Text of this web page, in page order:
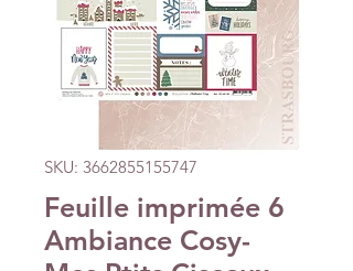
SKU: 3662855155747
Feuille imprimée 6
Ambiance Cosy-